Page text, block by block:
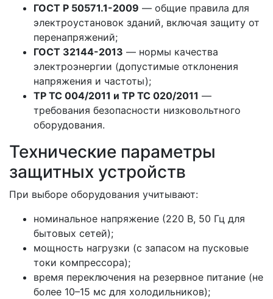
ГОСТ Р 50571.1-2009 — общие правила для
электроустановок зданий, включая защиту от
перенапряжений;
ГОСТ 32144-2013 — нормы качества
электроэнергии (допустимые отклонения
напряжения и частоты);
ТР ТС 004/2011 и ТР ТС 020/2011 —
требования безопасности низковольтного
оборудования.
Технические параметры
защитных устройств
При выборе оборудования учитывают:
номинальное напряжение (220 В, 50 Гц для
бытовых сетей);
мощность нагрузки (с запасом на пусковые
токи компрессора);
время переключения на резервное питание (не
более 10–15 мс для холодильников);